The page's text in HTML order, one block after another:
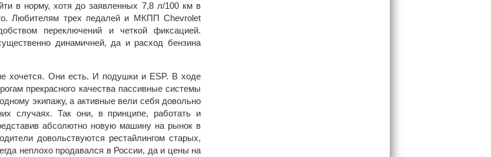
в норму, хотя до заявленных 7,8 л/100 км в
Любителям трех педалей и МКПП Chevrolet
переключений и четкой фиксацией.
динамичней, да и расход бензина
хочется. Они есть. И подушки и ESP. В ходе
прекрасного качества пассивные системы
экипажу, а активные вели себя довольно
случаях. Так они, в принципе, работать и
абсолютно новую машину на рынок в
довольствуются рестайлингом старых,
неплохо продавался в России, да и цены на